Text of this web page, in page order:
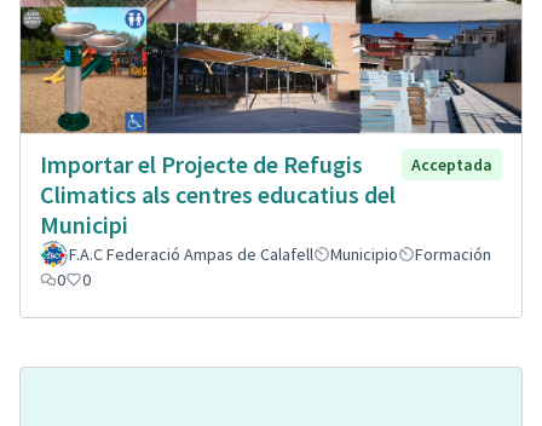
Importar el Projecte de Refugis
Climatics als centres educatius del
Municipi
Acceptada
F.A.C Federació Ampas de Calafell Municipio
Formación
0
0